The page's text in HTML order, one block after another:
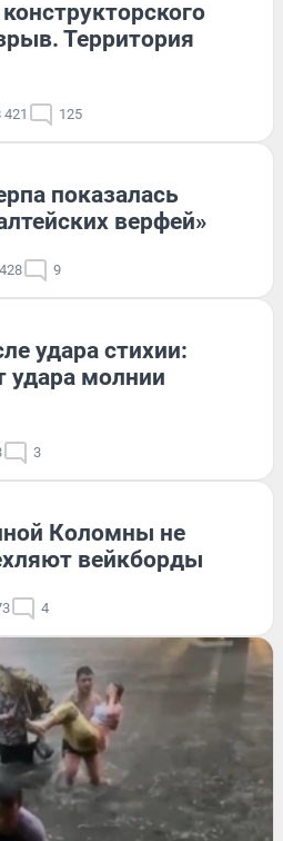
Территория
421 125
показалась
верфей»
9
удара стихии:
удара молнии
3
Коломны не
вейкборды
4